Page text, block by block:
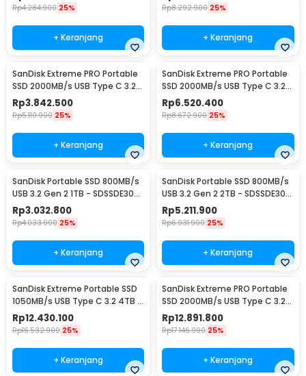
Rp4.284.900 25%
+ Keranjang
Rp8.292.900 25%
+ Keranjang
SanDisk Extreme PRO Portable
SSD 2000MB/s USB Type C 3.2
1TB - SDSSDE81
Rp3.842.500
Rp5.110.900 25%
+ Keranjang
SanDisk Extreme PRO Portable
SSD 2000MB/s USB Type C 3.2
2TB - SDSSDE81
Rp6.520.400
Rp8.672.900 25%
+ Keranjang
SanDisk Portable SSD 800MB/s
USB 3.2 Gen 2 1TB - SDSSDE30-
G26
Rp3.032.800
Rp4.033.900 25%
+ Keranjang
SanDisk Portable SSD 800MB/s
USB 3.2 Gen 2 2TB - SDSSDE30-
G26
Rp5.211.900
Rp6.931.900 25%
+ Keranjang
SanDisk Extreme Portable SSD
1050MB/s USB Type C 3.2 4TB -
SDSSDE61
Rp12.430.100
Rp16.532.900 25%
+ Keranjang
SanDisk Extreme PRO Portable
SSD 2000MB/s USB Type C 3.2
4TB - SDSSDE81
Rp12.891.800
Rp17.146.900 25%
+ Keranjang